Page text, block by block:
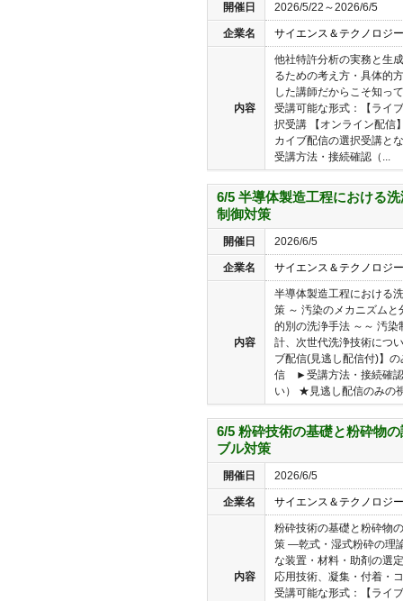
開催日 2026/5/22～2026/6/5
企業名 サイエンス＆テクノロジ
内容
他社特許分析の実務と生
るための考え方・具体的
した講師だからこそ知っ
受講可能な形式：【ライ
択受講 【オンライン配信
カイブ配信の選択受講
受講方法・接続確認（...
6/5 半導体製造工程における
制御対策
開催日 2026/6/5
企業名 サイエンス＆テクノロジ
内容
半導体製造工程における
策 ～ 汚染のメカニズム
的別の洗浄手法 ～～ 汚
計、次世代洗浄技術につ
ブ配信(見逃し配信付)】
信 ►受講方法・接続確認
い） ★見逃し配信のみの
6/5 粉砕技術の基礎と粉砕物
ブル対策
開催日 2026/6/5
企業名 サイエンス＆テクノロジ
内容
粉砕技術の基礎と粉砕物
策 ―乾式・湿式粉砕の理
な装置・材料・助剤の選
応用技術、凝集・付着・
受講可能な形式：【ライ